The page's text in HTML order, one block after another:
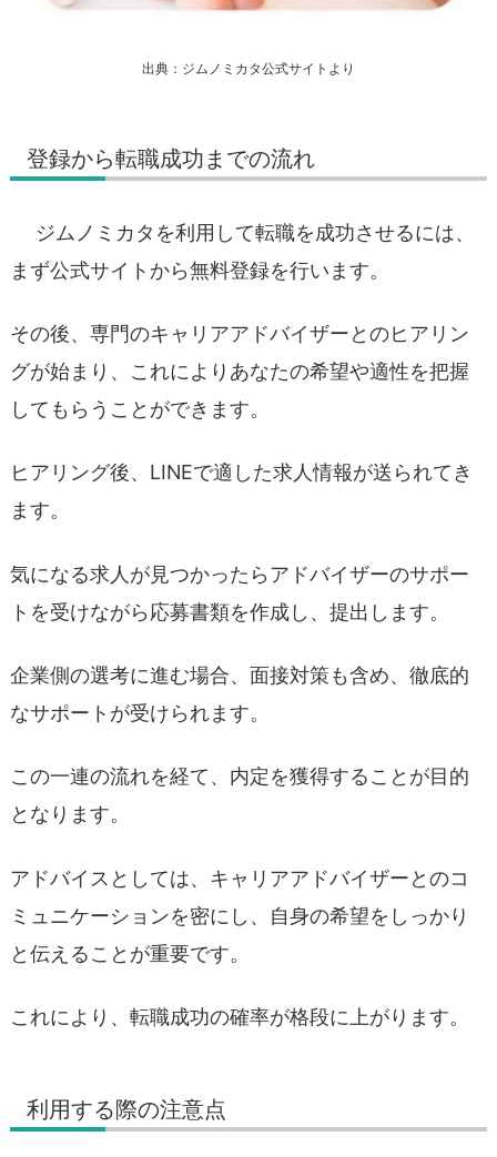
出典：ジムノミカタ公式サイトより
登録から転職成功までの流れ
ジムノミカタを利用して転職を成功させるには、
まず公式サイトから無料登録を行います。
その後、専門のキャリアアドバイザーとのヒアリン
グが始まり、これによりあなたの希望や適性を把握
してもらうことができます。
ヒアリング後、LINEで適した求人情報が送られてき
ます。
気になる求人が見つかったらアドバイザーのサポー
トを受けながら応募書類を作成し、提出します。
企業側の選考に進む場合、面接対策も含め、徹底的
なサポートが受けられます。
この一連の流れを経て、内定を獲得することが目的
となります。
アドバイスとしては、キャリアアドバイザーとのコ
ミュニケーションを密にし、自身の希望をしっかり
と伝えることが重要です。
これにより、転職成功の確率が格段に上がります。
利用する際の注意点